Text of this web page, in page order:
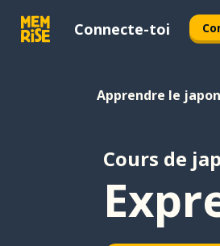
Connecte-toi
Apprendre le
Cours de